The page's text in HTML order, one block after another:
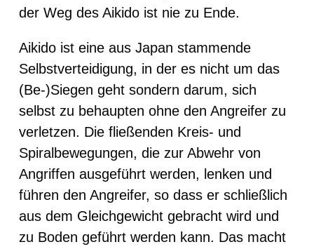
der Weg des Aikido ist nie zu Ende.
Aikido ist eine aus Japan stammende
Selbstverteidigung, in der es nicht um das
(Be-)Siegen geht sondern darum, sich
selbst zu behaupten ohne den Angreifer zu
verletzen. Die fließenden Kreis- und
Spiralbewegungen, die zur Abwehr von
Angriffen ausgeführt werden, lenken und
führen den Angreifer, so dass er schließlich
aus dem Gleichgewicht gebracht wird und
zu Boden geführt werden kann. Das macht